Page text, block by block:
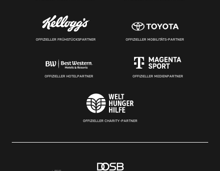
OFFIZIELLER FRÜHSTÜCKSPARTNER OFFIZIELLER MOBILITÄTS-PARTNER
OFFIZIELLER HOTELPARTNER OFFIZIELLER MEDIENPARTNER
OFFIZIELLER CHARITY-PARTNER